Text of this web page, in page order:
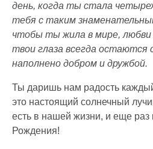
день, когда ты стала
тебя с таким
чтобы ты жила в мире, любви
твои глаза всегда остаются
наполнено добром и дружбой.
Ты даришь нам радость
это настоящий солнечный
есть в нашей жизни, и еще
Рождения!